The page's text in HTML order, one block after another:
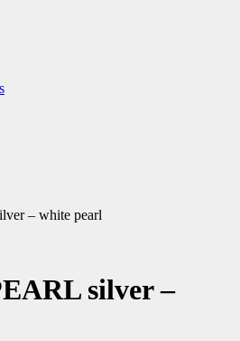
– white pearl
silver –